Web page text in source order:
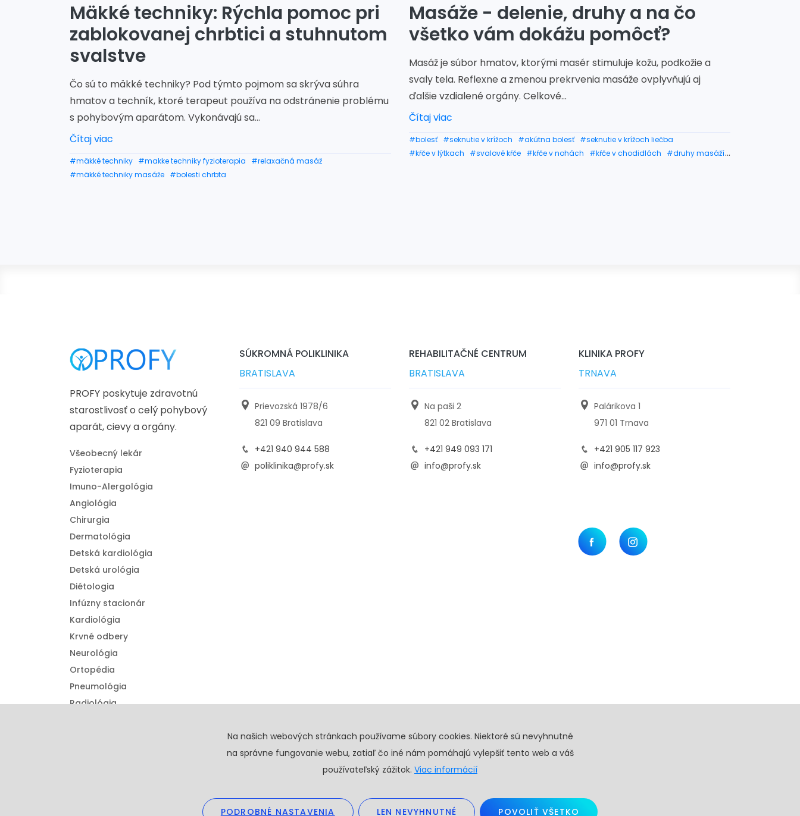
Mäkké techniky: Rýchla pomoc pri
zablokovanej chrbtici a stuhnutom
svalstve
Čo sú to mäkké techniky? Pod týmto pojmom sa skrýva súhra
hmatov a techník, ktoré terapeut používa na odstránenie problému
s pohybovým aparátom. Vykonávajú sa...
Čítaj viac
#mäkké techniky #makke techniky fyzioterapia
#relaxačná masáž
#mäkké techniky masáže #bolesti chrbta
Masáže - delenie, druhy a na čo
všetko vám dokážu pomôcť?
Masáž je súbor hmatov, ktorými masér stimuluje kožu, podkožie a
svaly tela. Reflexne a zmenou prekrvenia masáže ovplyvňujú aj
ďalšie vzdialené orgány. Celkové...
Čítaj viac
#bolesť #seknutie v krížoch #akútna bolesť #seknutie v krížoch liečba
#kŕče v lýtkach
#svalové kŕče #kŕče v nohách #kŕče v chodidlách
#druhy masáží
PROFY poskytuje zdravotnú
starostlivosť o celý pohybový
aparát, cievy a orgány.
Všeobecný lekár
Fyzioterapia
Imuno-Alergológia
Angiológia
Chirurgia
Dermatológia
Detská kardiológia
Detská urológia
Diétologia
Infúzny stacionár
Kardiológia
Krvné odbery
Neurológia
Ortopédia
Pneumológia
Radiológia
SÚKROMNÁ POLIKLINIKA
BRATISLAVA
Prievozská 1978/6
821 09 Bratislava
+421 940 944 588
poliklinika@profy.sk
REHABILITAČNÉ CENTRUM
BRATISLAVA
Na paši 2
821 02 Bratislava
+421 949 093 171
info@profy.sk
KLINIKA PROFY
TRNAVA
Palárikova 1
971 01 Trnava
+421 905 117 923
info@profy.sk
Na našich webových stránkach používame súbory cookies. Niektoré sú nevyhnutné
na správne fungovanie webu, zatiaľ čo iné nám pomáhajú vylepšiť tento web a váš
používateľský zážitok. Viac informácií
PODROBNÉ NASTAVENIA LEN NEVYHNUTNÉ POVOLIŤ VŠETKO